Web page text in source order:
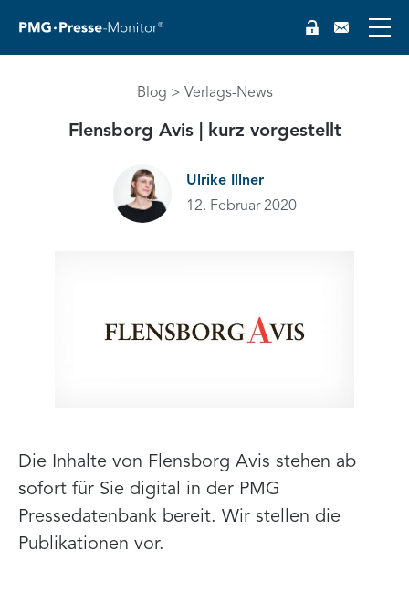
Blog Verlags-News
Flensborg Avis | kurz vorgestellt
Ulrike Illner
12. Februar 2020
Die Inhalte von Flensborg Avis stehen ab
sofort für Sie digital in der PMG
Pressedatenbank bereit. Wir stellen die
Publikationen vor.